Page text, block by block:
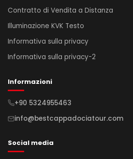
Contratto di Vendita a Distanza
Illuminazione KVK Testo
Informativa sulla privacy
Informativa sulla privacy-2
Informazioni
+90 5324955463
info@bestcappadociatour.com
Social media